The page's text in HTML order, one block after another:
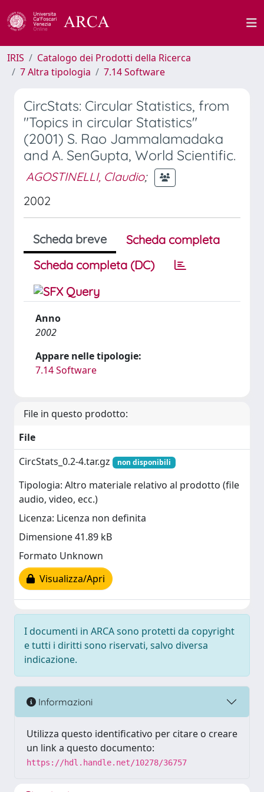
IRIS
Catalogo dei Prodotti della Ricerca
7 Altra tipologia
7.14 Software
CircStats: Circular Statistics, from
"Topics in circular Statistics"
(2001) S. Rao Jammalamadaka
and A. SenGupta, World Scientific.
AGOSTINELLI, Claudio;
2002
Scheda breve
Scheda completa
Scheda completa (DC)
Anno
2002
Appare nelle tipologie:
7.14 Software
File in questo prodotto:
File
CircStats_0.2-4.tar.gz
non disponibili
Tipologia: Altro materiale relativo al prodotto (file
audio, video, ecc.)
Licenza: Licenza non definita
Dimensione 41.89 kB
Formato Unknown
Visualizza/Apri
I documenti in ARCA sono protetti da copyright
e tutti i diritti sono riservati, salvo diversa
indicazione.
Informazioni
Utilizza questo identificativo per citare o creare
un link a questo documento:
https://hdl.handle.net/10278/36757